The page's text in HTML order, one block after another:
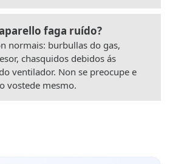
faga ruído?
normais: burbullas do gas,
chasquidos debidos ás
ventilador. Non se preocupe e
vostede mesmo.